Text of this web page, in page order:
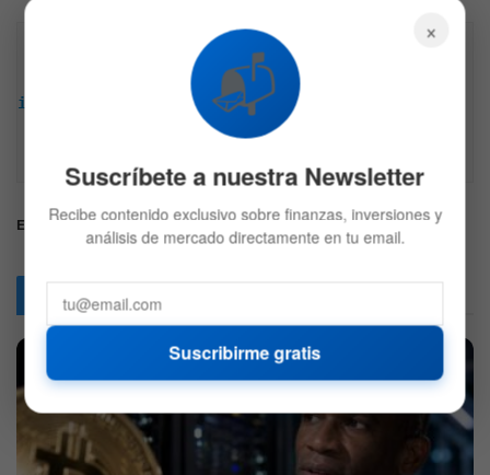
Descargo de responsabilidad: Toda la información
encontrada en Bitfinanzas es dada con la mejor
intención, esta no representa ninguna recomendación
de inversión y es solo para fines informativos.
Etiquetas: Clarity ACt Donald Trump
ArticulosRelacionados
×
📬
Suscríbete a nuestra Newsletter
Recibe contenido exclusivo sobre finanzas, inversiones y
análisis de mercado directamente en tu email.
Suscribirme gratis